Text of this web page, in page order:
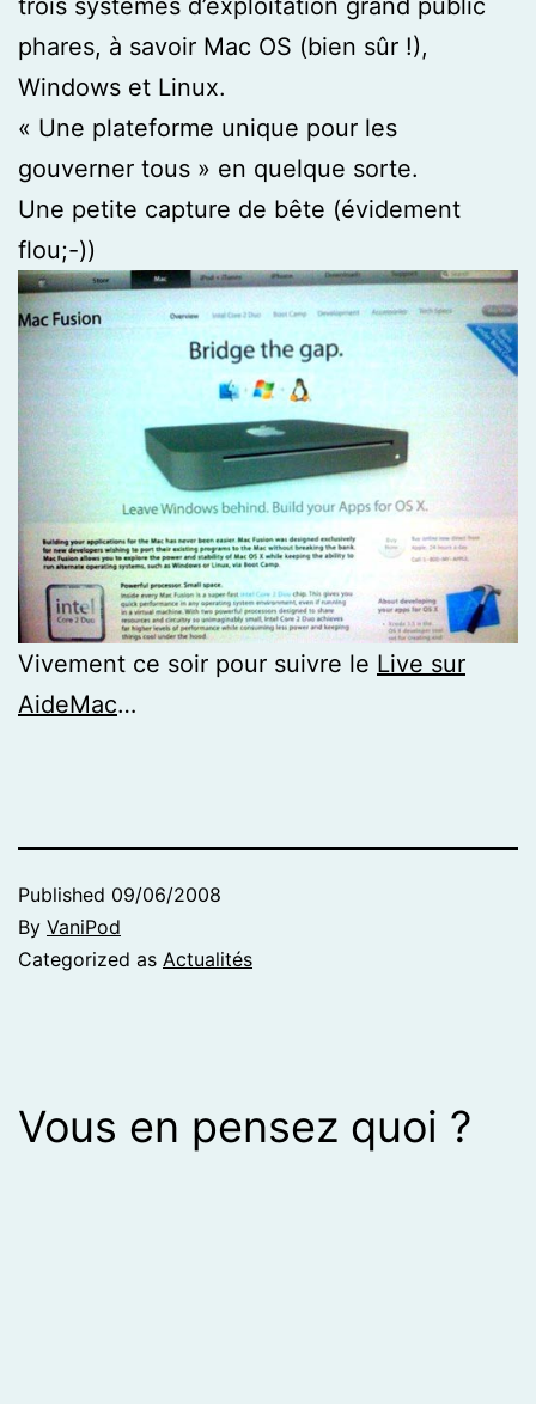
phares, à savoir Mac OS (bien sûr !),
Windows et Linux.
« Une plateforme unique pour les
gouverner tous » en quelque sorte.
Une petite capture de bête (évidement
flou;-))
Vivement ce soir pour suivre le Live sur
AideMac…
Published 09/06/2008
By VaniPod
Categorized as Actualités
Vous en pensez quoi ?